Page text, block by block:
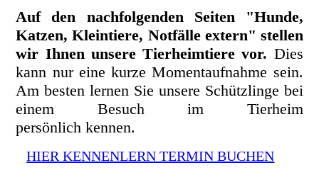
Auf den nachfolgenden Seiten "Hunde,
Katzen, Kleintiere, Notfälle extern" stellen
wir Ihnen unsere Tierheimtiere vor. Dies
kann nur eine kurze Momentaufnahme sein.
Am besten lernen Sie unsere Schützlinge bei
einem Besuch im Tierheim
persönlich kennen.
HIER KENNENLERN TERMIN BUCHEN